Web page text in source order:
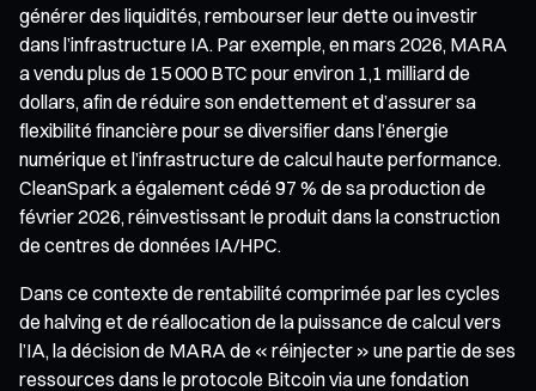
générer des liquidités, rembourser leur dette ou investir
dans l’infrastructure IA. Par exemple, en mars 2026, MARA
a vendu plus de 15 000 BTC pour environ 1,1 milliard de
dollars, afin de réduire son endettement et d’assurer sa
flexibilité financière pour se diversifier dans l’énergie
numérique et l’infrastructure de calcul haute performance.
CleanSpark a également cédé 97 % de sa production de
février 2026, réinvestissant le produit dans la construction
de centres de données IA/HPC.
Dans ce contexte de rentabilité comprimée par les cycles
de halving et de réallocation de la puissance de calcul vers
l’IA, la décision de MARA de « réinjecter » une partie de ses
ressources dans le protocole Bitcoin via une fondation